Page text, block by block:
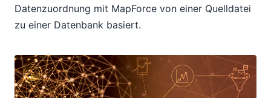
Datenzuordnung mit MapForce von einer Quelldatei
zu einer Datenbank basiert.